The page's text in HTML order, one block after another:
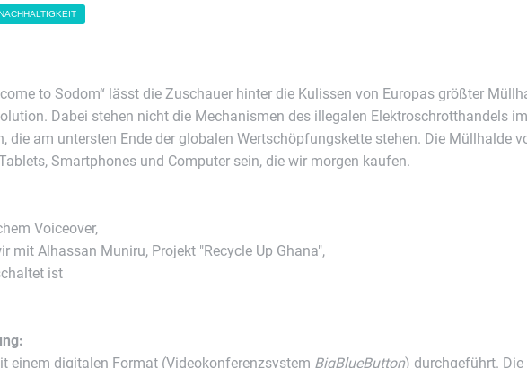
to Sodom“ lässt die Zuschauer hinter die Kulissen von Europas größter
Dabei stehen nicht die Mechanismen des illegalen Elektroschrotthandels
die am untersten Ende der globalen Wertschöpfungskette stehen. Die Müllhalde
Smartphones und Computer sein, die wir morgen kaufen.
Voiceover,
mit Alhassan Muniru, Projekt "Recycle Up Ghana",
ist
einem digitalen Format (Videokonferenzsystem BigBlueButton) durchgeführt.